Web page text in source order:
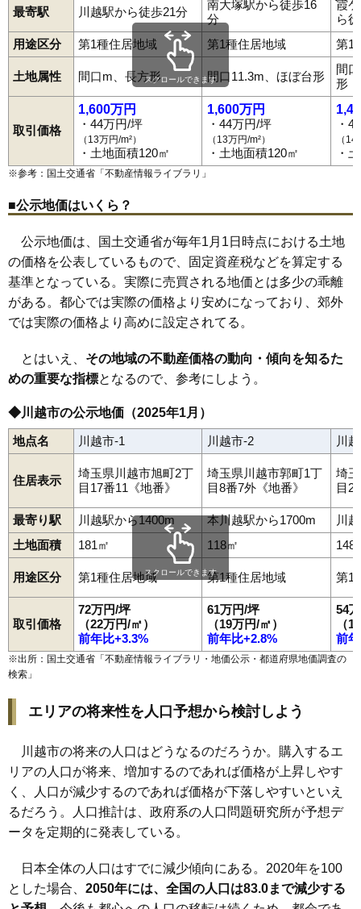
32万円 20.0%
79 今福 32万円 1,716万円 19.4%
80 下松原 32万円 1,888万円 9.4%
81 天沼新田 31万円 2,116万円 22.8%
吉田 1,827万円 13.9%
かすみ野 1,992万円 22.5%
84 小ケ谷 29万円 1,763万円 7.8%
86 牛子 27万円 1,625万円 7.8%
87 中台南 26万円 3,062万円 24.9%
88 豊田本 25万円 1,494万円 13.1%
89 古市場 25万円 1,484万円 6.0%
90 上寺山 23万円 1,609万円 7.8%
91 府川 22万円 1,304万円
92 山田 22万円 1,363万円 -3.2%
93 笠幡 22万円 1,427万円
95 藤倉 20万円
96 小堤 1,321万円 7.0%
山城 20万円 2,029万円 13.5%
下広谷 19万円 1,257万円 7.1%
99 鯨井 19万円 1,528万円 8.1%
100 砂久保 18万円 3.7%
18万円
102 芳野台 10,816万円 14.4%
大袋 1,114万円 -0.9%
104 大袋新田 1,455万円 3.6%
105 久下戸 16万円 1,329万円 -0.4%
106
福田 16万円 1,002万円
109 城下町 15万円 1,100万円 6.1%
110 伊佐沼 15万円 897万円 -4.2%
111 谷中 15万円 1,150万円 3.6%
112 寺山 14万円 1,057万円 -4.3%
114 中福 12万円 1,230万円 -2.2%
115 古谷上 12万円 1,002万円 -6.7%
最寄駅 川越駅から徒歩21分
南大塚駅から徒歩16
分
霞
ら
用途区分
第1種住居地域 第1種住居地域 第1
土地属性 間口m、長方形 間口11.3m、ほぼ台形
間
形
取引価格
1,600万円
・44万円/坪
（13万円/m²）
・土地面積120㎡
1,600万円
・44万円/坪
（13万円/m²）
・土地面積120㎡
・
（
・
スクロールできます
※参考：国土交通省「不動産情報ライブラリ 」
■公示地価はいくら？
公示地価は、国土交通省が毎年1月1日時点における土地
の価格を公表しているもので、固定資産税などを算定する
基準となっている。実際に売買される地価とは多少の乖離
がある。都心では実際の価格より安めになっており、郊外
では実際の価格より高めに設定されてる。
とはいえ、 その地域の不動産価格の動向・傾向を知るた
めの重要な指標となるので、参考にしよう。
◆川越市の公示地価（2025年1月）
地点名 川越市-1 川越市-2 川
住居表示
埼玉県川越市旭町2丁
目17番11《地番》
埼玉県川越市郭町1丁
目8番7外《地番》
埼
目
最寄り駅 川越駅から1400m 本川越駅から1700m
川
土地面積
181㎡ 118㎡ 148
用途区分 第1種住居地域 第1種住居地域 第1
取引価格
72万円/坪
（22万円/㎡）
前年比+3.3%
61万円/坪
（19万円/㎡）
前年比+2.8%
54
（
前
スクロールできます
※出所：国土交通省「不動産情報ライブラリ・地価公示・都道府県地価調査の
検索 」
エリアの将来性を人口予想から検討しよう
川越市の将来の人口はどうなるのだろうか。購入するエ
リアの人口が将来、増加するのであれば価格が上昇しやす
く、人口が減少するのであれば価格が下落しやすいといえ
るだろう。人口推計は、政府系の人口問題研究所が予想デ
ータを定期的に発表している。
日本全体の人口はすでに減少傾向にある。2020年を100
とした場合、 2050年には、全国の人口は83.0まで減少する
下新河岸
下広谷下松原城下町新富町神明町末広町 菅間 砂
仙波町田町月吉町寺井
豊田町
豊田本中老袋仲町中福並木 並木新町並木西町
西小仙波町野田町東田町氷川町平塚平塚新田広谷新町
古市場 古谷上
松郷的場 的場北的場新町南大塚南台南田島南通町宮下町
谷中山城山田吉田吉田新町
連雀町六軒町 大塚新町かし野台
むさし野南中台中台元町 菅原町中原町
南古谷駅 川越駅西川越駅的場駅 笠幡駅新河岸駅
川越市駅
南大塚駅本川越駅